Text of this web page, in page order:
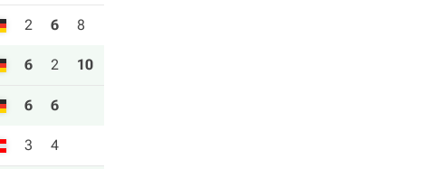
2 6 8
6 2 10
6 6
3 4